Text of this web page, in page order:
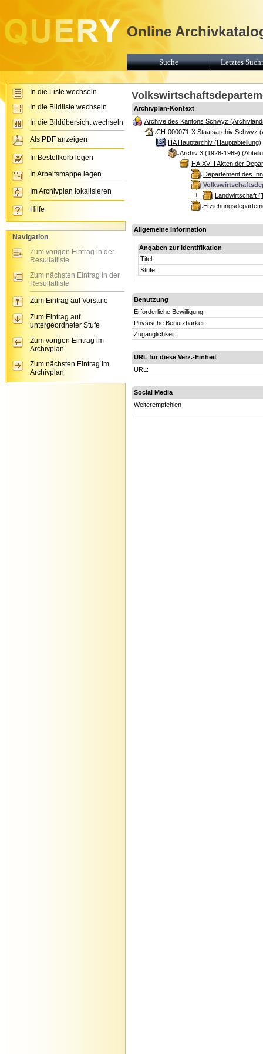
Archivplan-Kontext
Archive des Kantons Schwyz
CH-000071-X Staatsarchiv Schwyz
HA Hauptarchiv (Hauptabteilung)
Archiv 3 (1928-1969)
HA.XVIII Akten der
Departement des
Landwirtschaft
Allgemeine Information
Angaben zur Identifikation
Titel:
Stufe:
Benutzung
Erforderliche Bewilligung:
Physische Benützbarkeit:
Zugänglichkeit:
URL für diese Verz.-Einheit
URL:
Social Media
Weiterempfehlen
Online
Suche Letztes
In die Liste wechseln
In die Bildliste wechseln
In die Bildübersicht wechseln
Als PDF anzeigen
In Bestellkorb legen
In Arbeitsmappe legen
Im Archivplan lokalisieren
Hilfe
Navigation
Zum vorigen Eintrag in der
Resultatliste
Zum nächsten Eintrag in der
Resultatliste
Zum Eintrag auf Vorstufe
Zum Eintrag auf
untergeordneter Stufe
Zum vorigen Eintrag im
Archivplan
Zum nächsten Eintrag im
Archivplan